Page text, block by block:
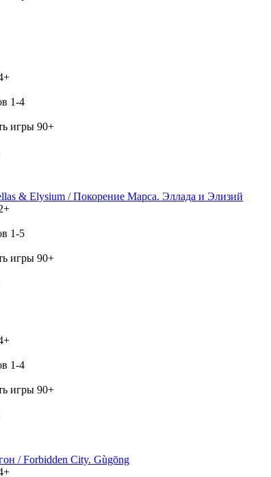
& Elysium / Покорение Марса. Эллада и Элизий
/ Forbidden City. Gùgōng